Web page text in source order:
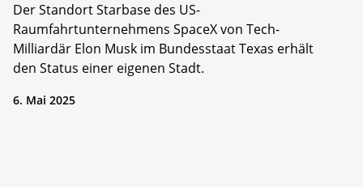
Der Standort Starbase des US-
Raumfahrtunternehmens SpaceX von Tech-
Milliardär Elon Musk im Bundesstaat Texas erhält
den Status einer eigenen Stadt.
6. Mai 2025